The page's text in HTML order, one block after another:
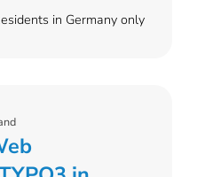
in Germany only